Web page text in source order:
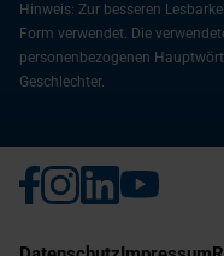
Hinweis: Zur besseren
Form verwendet. Die
personenbezogenen
Geschlechter.